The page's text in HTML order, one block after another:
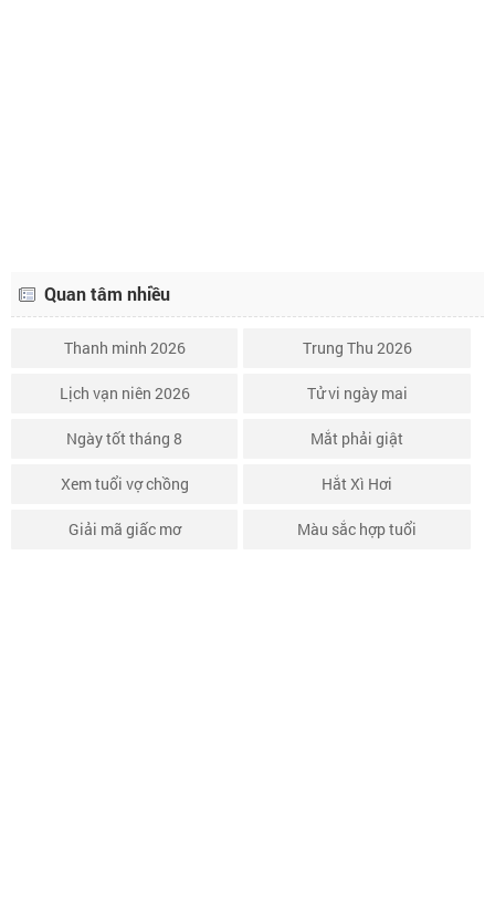
Quan tâm nhiều
Thanh minh 2026 Trung Thu 2026
Lịch vạn niên 2026 Tử vi ngày mai
Ngày tốt tháng 8 Mắt phải giật
Xem tuổi vợ chồng Hắt Xì Hơi
Giải mã giấc mơ Màu sắc hợp tuổi